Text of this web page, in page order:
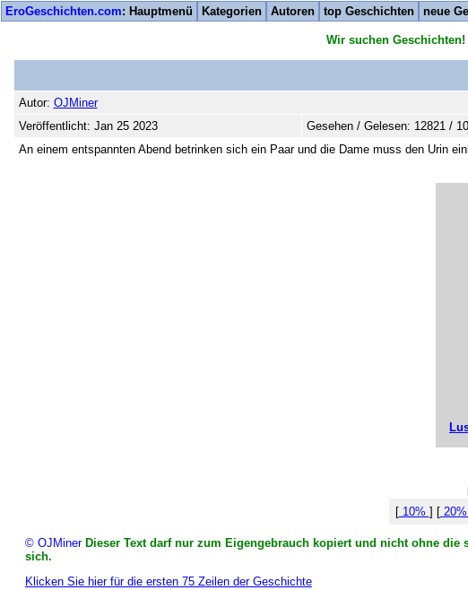
EroGeschichten.com: Hauptmenü Kategorien Autoren top Geschichten neue
Wir suchen
Autor: OJMiner
Veröffentlicht: Jan 25 2023
Gesehen / Gelesen: 12821 /
An einem entspannten Abend betrinken sich ein Paar und die Dame muss den Urin
[10% ] [20%
© OJMiner Dieser Text darf nur zum Eigengebrauch kopiert und nicht ohne
sich.
Klicken Sie hier für die ersten 75 Zeilen der Geschichte